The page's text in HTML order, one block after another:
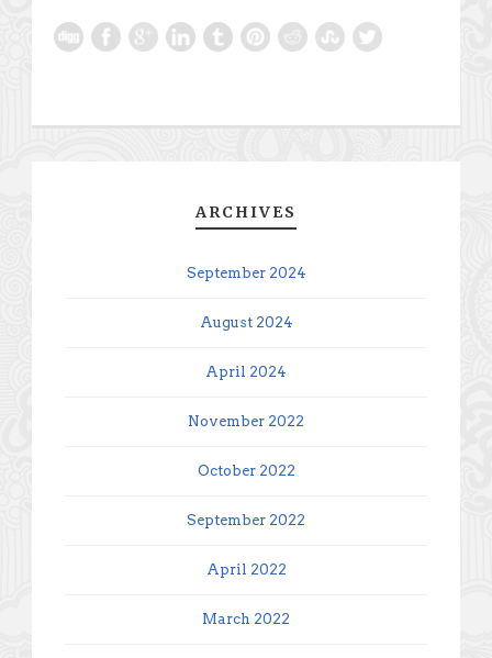
ARCHIVES
September 2024
August 2024
April 2024
November 2022
October 2022
September 2022
April 2022
March 2022